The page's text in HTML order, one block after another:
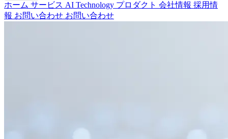
ホーム サービス AI Technology プロダクト 会社情報 採用情
報 お問い合わせ お問い合わせ